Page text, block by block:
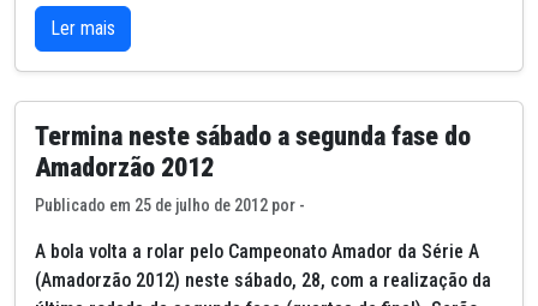
Ler mais
Termina neste sábado a segunda fase do
Amadorzão 2012
Publicado em 25 de julho de 2012 por -
A bola volta a rolar pelo Campeonato Amador da Série A
(Amadorzão 2012) neste sábado, 28, com a realização da